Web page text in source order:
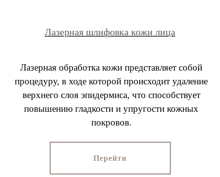
Лазерная шлифовка кожи лица
Лазерная обработка кожи представляет собой
процедуру, в ходе которой происходит удаление
верхнего слоя эпидермиса, что способствует
повышению гладкости и упругости кожных
покровов.
Перейти